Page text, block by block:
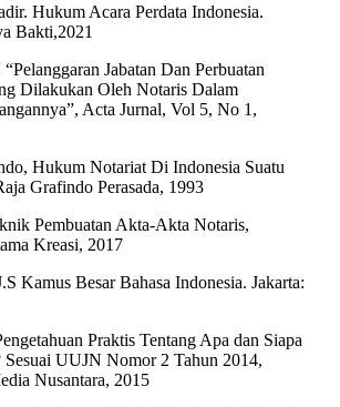
Hukum Acara Perdata Indonesia.
Bakti,2021
Jabatan Dan Perbuatan
Dilakukan Oleh Notaris Dalam
Acta Jurnal, Vol 5, No 1,
Hukum Notariat Di Indonesia Suatu
Grafindo Perasada, 1993
Pembuatan Akta-Akta Notaris,
Kreasi, 2017
Kamus Besar Bahasa Indonesia. Jakarta:
Praktis Tentang Apa dan Siapa
Sesuai UUJN Nomor 2 Tahun 2014,
Nusantara, 2015